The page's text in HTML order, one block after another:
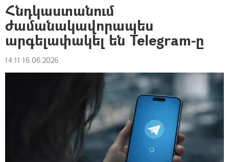
Հնդկաստանում
ժամանակավորապես
արգելափակել են Telegram-ը
14:11 16.06.2026